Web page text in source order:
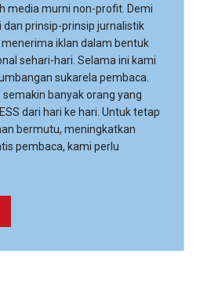
media murni non-profit. Demi
prinsip-prinsip jurnalistik
iklan dalam bentuk
sehari-hari. Selama ini kami
sukarela pembaca.
banyak orang yang
dari hari ke hari. Untuk tetap
bermutu, meningkatkan
pembaca, kami perlu